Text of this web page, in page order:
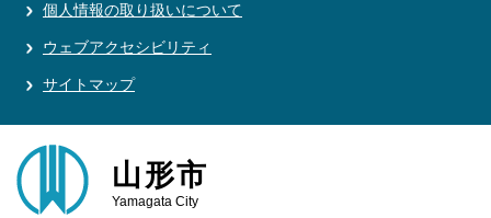
個人情報の取り扱いについて
ウェブアクセシビリティ
サイトマップ
山形市
Yamagata City